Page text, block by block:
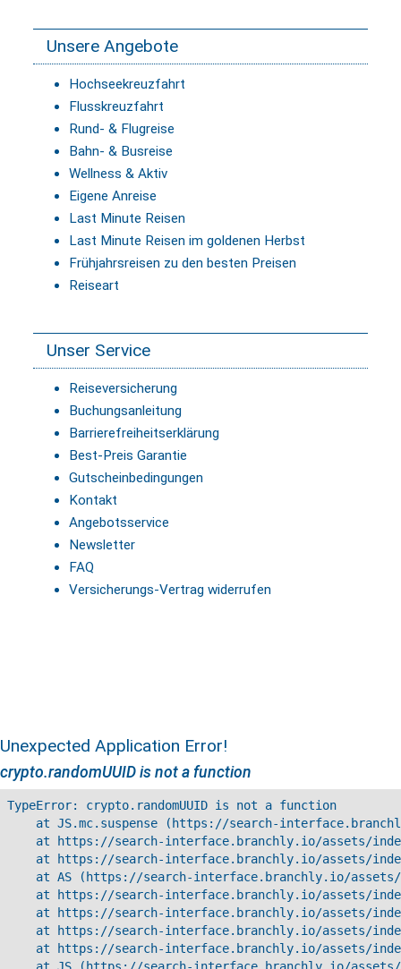
Unsere Angebote
Hochseekreuzfahrt
Flusskreuzfahrt
Rund- & Flugreise
Bahn- & Busreise
Wellness & Aktiv
Eigene Anreise
Last Minute Reisen
Last Minute Reisen im goldenen Herbst
Frühjahrsreisen zu den besten Preisen
Reiseart
Unser Service
Reiseversicherung
Buchungsanleitung
Barrierefreiheitserklärung
Best-Preis Garantie
Gutscheinbedingungen
Kontakt
Angebotsservice
Newsletter
FAQ
Versicherungs-Vertrag widerrufen
Unexpected Application Error!
crypto.randomUUID is not a function
TypeError: crypto.randomUUID is not a function
at JS.mc.suspense (https://search-
at https://search-interface.branchly.io/assets/
at https://search-interface.branchly.io/assets/
at AS (https://search-interface.branchly.io/
at https://search-interface.branchly.io/assets/
at https://search-interface.branchly.io/assets/
at https://search-interface.branchly.io/assets/
at https://search-interface.branchly.io/assets/